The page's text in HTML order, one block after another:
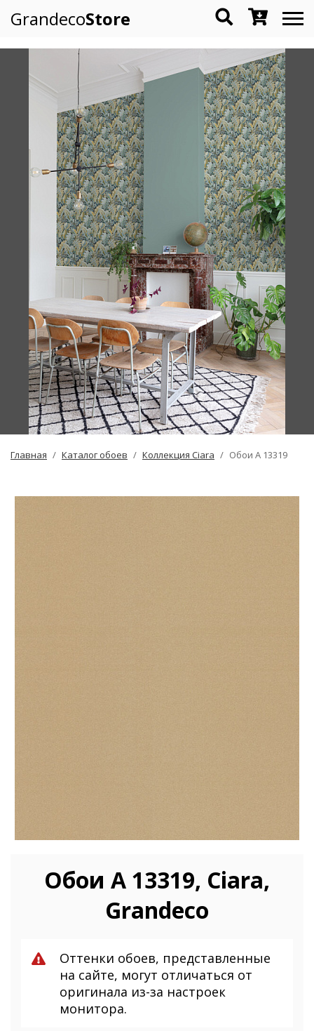
GrandecoStore
Главная Каталог обоев Коллекция Ciara Обои A 13319
Обои A 13319, Ciara,
Grandeco
Оттенки обоев, представленные
на сайте, могут отличаться от
оригинала из-за настроек
монитора.